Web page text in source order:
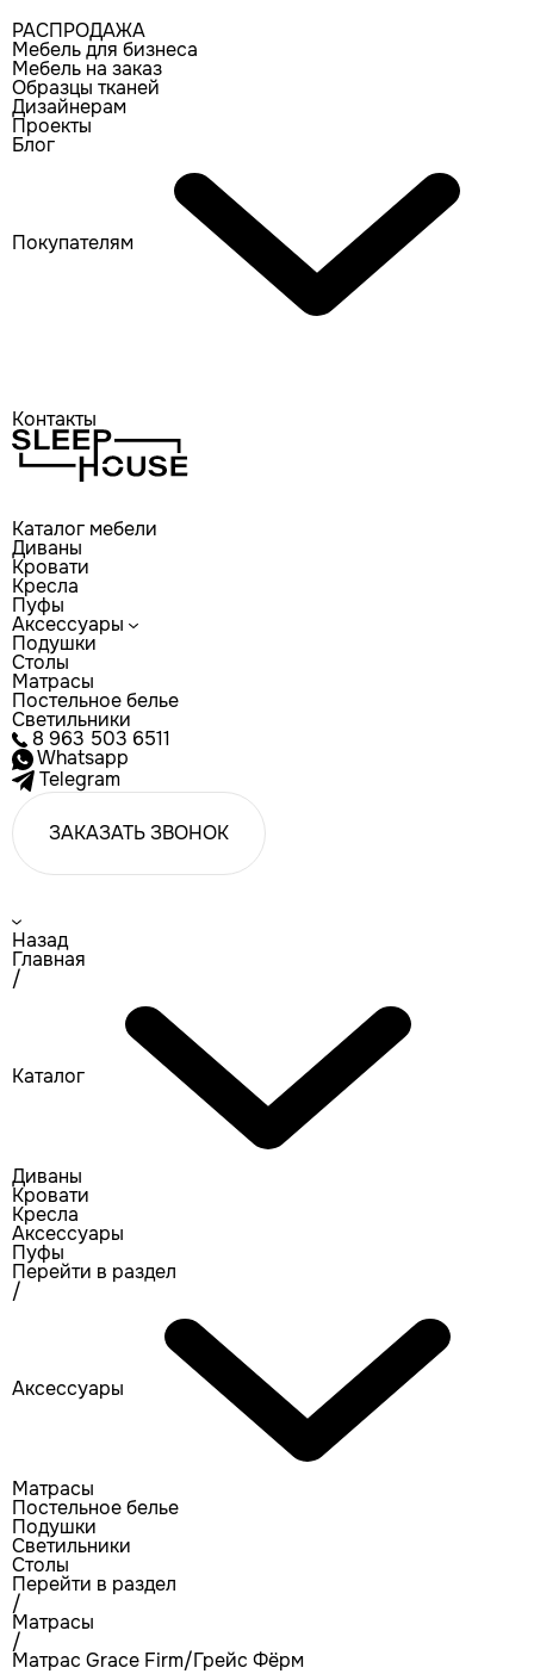
РАСПРОДАЖА
Мебель для бизнеса
Мебель на заказ
Образцы тканей
Дизайнерам
Проекты
Блог
Покупателям
Контакты
Каталог мебели
Диваны
Кровати
Кресла
Пуфы
Аксессуары
Подушки
Столы
Матрасы
Постельное белье
Светильники
8 963 503 6511
Whatsapp
Telegram
ЗАКАЗАТЬ ЗВОНОК
Назад
Главная
/
Каталог
Диваны
Кровати
Кресла
Аксессуары
Пуфы
Перейти в раздел
/
Аксессуары
Матрасы
Постельное белье
Подушки
Светильники
Столы
Перейти в раздел
/
Матрасы
/
Матрас Grace Firm/Грейс Фёрм